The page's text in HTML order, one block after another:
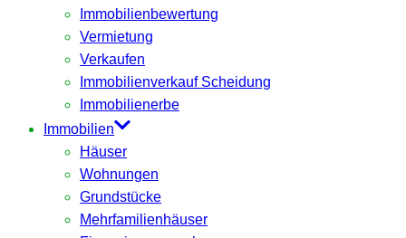
Immobilienbewertung
Vermietung
Verkaufen
Immobilienverkauf Scheidung
Immobilienerbe
Immobilien
Häuser
Wohnungen
Grundstücke
Mehrfamilienhäuser